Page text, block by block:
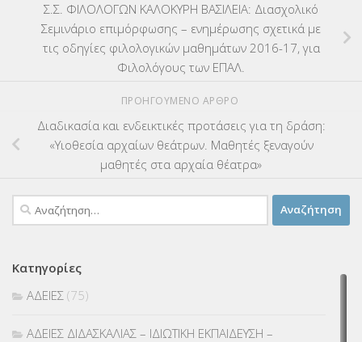
Σ.Σ. ΦΙΛΟΛΟΓΩΝ ΚΑΛΟΚΥΡΗ ΒΑΣΙΛΕΙΑ: Διασχολικό
Σεμινάριο επιμόρφωσης – ενημέρωσης σχετικά με
τις οδηγίες φιλολογικών μαθημάτων 2016-17, για
Φιλολόγους των ΕΠΑΛ.
ΠΡΟΗΓΟΎΜΕΝΟ ΆΡΘΡΟ
Διαδικασία και ενδεικτικές προτάσεις για τη δράση:
«Υιοθεσία αρχαίων θεάτρων. Μαθητές ξεναγούν
μαθητές στα αρχαία θέατρα»
Αναζήτηση
για:
Κατηγορίες
ΑΔΕΙΕΣ (75)
ΑΔΕΙΕΣ ΔΙΔΑΣΚΑΛΙΑΣ – ΙΔΙΩΤΙΚΗ ΕΚΠΑΙΔΕΥΣΗ –